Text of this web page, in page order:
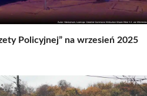
Policyjnej” na wrzesień 2025